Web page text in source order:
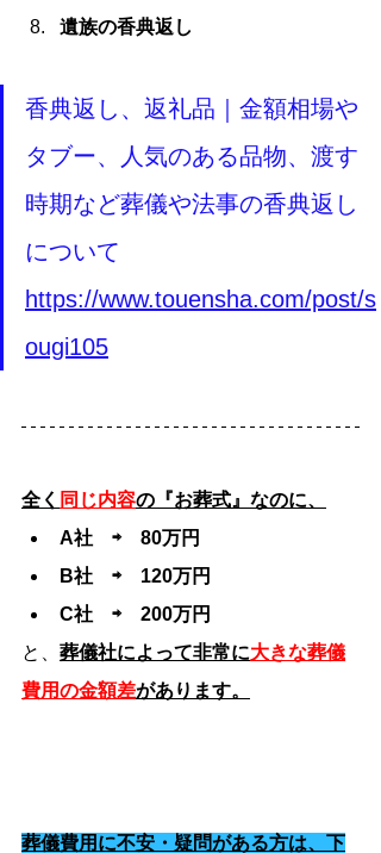
遺族の香典返し
香典返し、返礼品｜金額相場や
タブー、人気のある品物、渡す
時期など葬儀や法事の香典返し
について
https://www.touensha.com/post/s
ougi105
全く 同じ内容の『お葬式』なのに、
A社　⇨　80万円
B社　⇨　120万円
C社　⇨　200万円
と、 葬儀社によって非常に大きな葬儀
費用の金額差があります。
葬儀費用に不安・疑問がある方は、下